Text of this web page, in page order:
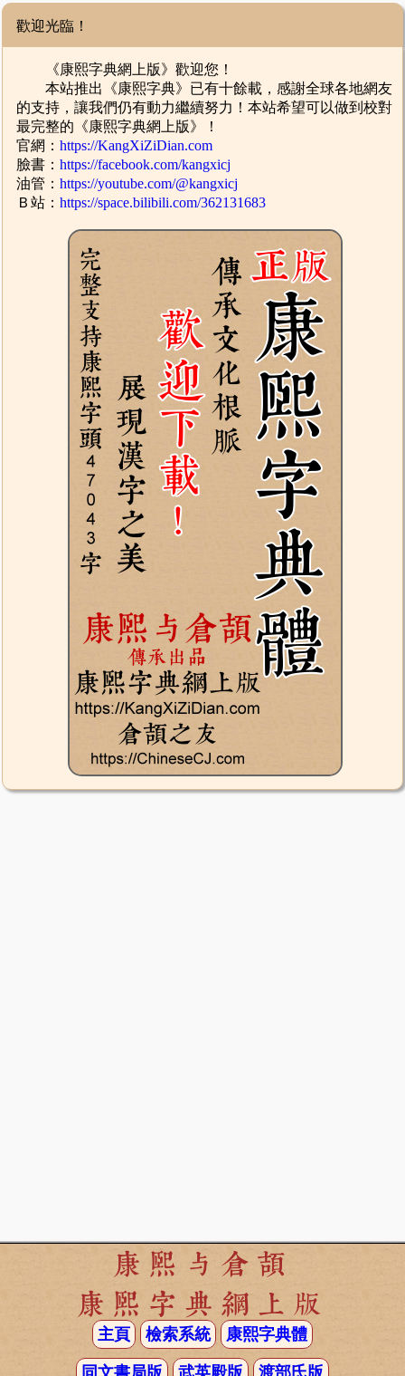
歡迎光臨！
《康熙字典網上版》歡迎您！
本站推出《康熙字典》已有十餘載，感謝全球各地網友
的支持，讓我們仍有動力繼續努力！本站希望可以做到校對
最完整的《康熙字典網上版》！
官網：https://KangXiZiDian.com
臉書：https://facebook.com/kangxicj
油管：https://youtube.com/@kangxicj
Ｂ站：https://space.bilibili.com/362131683
康熙与倉頡
康熙字典網上版
主頁 檢索系統 康熙字典體
同文書局版 武英殿版 渡部氏版